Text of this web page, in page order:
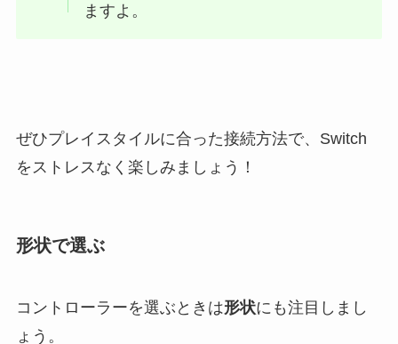
ますよ。
ぜひプレイスタイルに合った接続方法で、Switch
をストレスなく楽しみましょう！
形状で選ぶ
コントローラーを選ぶときは形状にも注目しまし
ょう。